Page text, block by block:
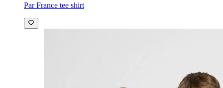
Par France tee shirt